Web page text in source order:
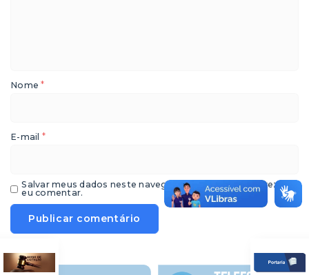
Nome*
E-mail *
Salvar meus dados neste navegador para a próxima vez que
eu comentar.